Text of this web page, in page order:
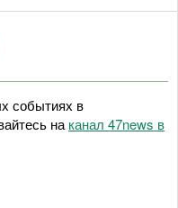
событиях в
на канал 47news в